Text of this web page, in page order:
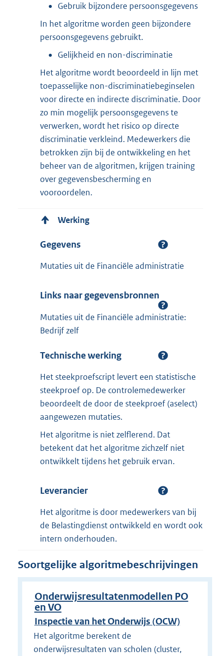
Gebruik bijzondere persoonsgegevens
In het algoritme worden geen bijzondere
persoonsgegevens gebruikt.
Gelijkheid en non-discriminatie
Het algoritme wordt beoordeeld in lijn met
toepasselijke non-discriminatiebeginselen
voor directe en indirecte discriminatie. Door
zo min mogelijk persoonsgegevens te
verwerken, wordt het risico op directe
discriminatie verkleind. Medewerkers die
betrokken zijn bij de ontwikkeling en het
beheer van de algoritmen, krijgen training
over gegevensbescherming en
vooroordelen.
Werking
Gegevens
Mutaties uit de Financiële administratie
Links naar gegevensbronnen
Mutaties uit de Financiële administratie:
Bedrijf zelf
Technische werking
Het steekproefscript levert een statistische
steekproef op. De controlemedewerker
beoordeelt de door de steekproef (aselect)
aangewezen mutaties.
Het algoritme is niet zelflerend. Dat
betekent dat het algoritme zichzelf niet
ontwikkelt tijdens het gebruik ervan.
Leverancier
Het algoritme is door medewerkers van bij
de Belastingdienst ontwikkeld en wordt ook
intern onderhouden.
Soortgelijke algoritmebeschrijvingen
Onderwijsresultatenmodellen PO
en VO
Inspectie van het Onderwijs (OCW)
Het algoritme berekent de
onderwijsresultaten van scholen (cluster,